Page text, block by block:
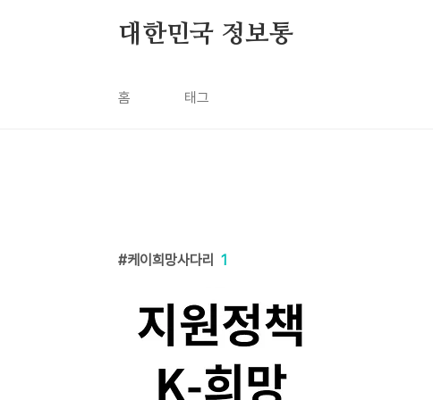
대한민국 정보통
홈 태그
케이희망사다리 1